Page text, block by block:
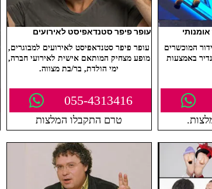
המוכשרים
באמצעות
עופר פיפר סטנדאפיסט לאירועים
עופר פיפר סטנדאפיסט לאירועים למבוגרים,
מופע מצחיק המותאם אישית לאירועי חברה,
ימי הולדת, בר/בת מצווה.
055-4313416
טרם התקבלו המלצות